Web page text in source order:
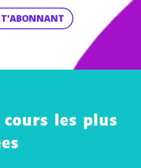
T'ABONNANT
cours les plus